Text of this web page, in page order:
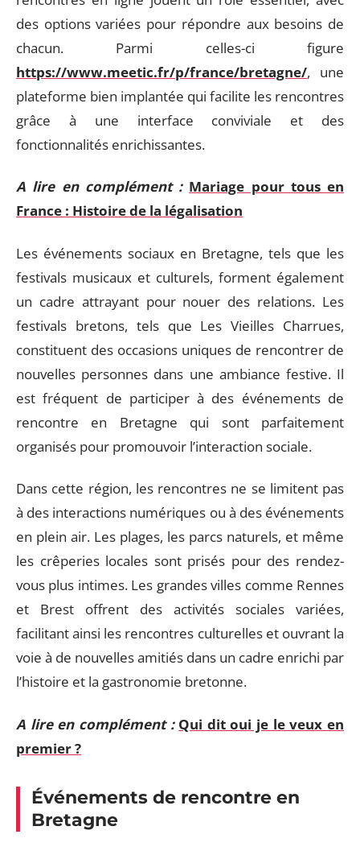
des options variées pour répondre aux besoins de
chacun. Parmi celles-ci figure
https://www.meetic.fr/p/france/bretagne/, une
plateforme bien implantée qui facilite les rencontres
grâce à une interface conviviale et des
fonctionnalités enrichissantes.
A lire en complément : Mariage pour tous en
France : Histoire de la légalisation
Les événements sociaux en Bretagne, tels que les
festivals musicaux et culturels, forment également
un cadre attrayant pour nouer des relations. Les
festivals bretons, tels que Les Vieilles Charrues,
constituent des occasions uniques de rencontrer de
nouvelles personnes dans une ambiance festive. Il
est fréquent de participer à des événements de
rencontre en Bretagne qui sont parfaitement
organisés pour promouvoir l’interaction sociale.
Dans cette région, les rencontres ne se limitent pas
à des interactions numériques ou à des événements
en plein air. Les plages, les parcs naturels, et même
les crêperies locales sont prisés pour des rendez-
vous plus intimes. Les grandes villes comme Rennes
et Brest offrent des activités sociales variées,
facilitant ainsi les rencontres culturelles et ouvrant la
voie à de nouvelles amitiés dans un cadre enrichi par
l’histoire et la gastronomie bretonne.
A lire en complément : Qui dit oui je le veux en
premier ?
Événements de rencontre en
Bretagne